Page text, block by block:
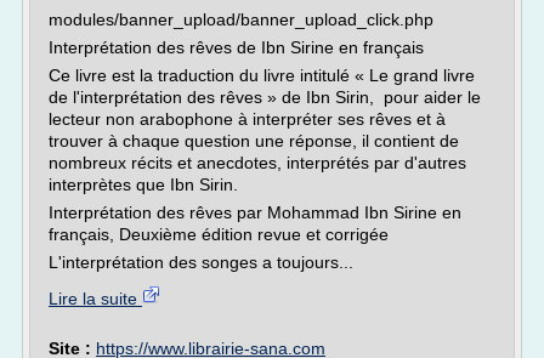
modules/banner_upload/banner_upload_click.php
Interprétation des rêves de Ibn Sirine en français
Ce livre est la traduction du livre intitulé « Le grand livre
de l'interprétation des rêves » de Ibn Sirin, pour aider le
lecteur non arabophone à interpréter ses rêves et à
trouver à chaque question une réponse, il contient de
nombreux récits et anecdotes, interprétés par d'autres
interprètes que Ibn Sirin.
Interprétation des rêves par Mohammad Ibn Sirine en
français, Deuxième édition revue et corrigée
L'interprétation des songes a toujours...
Lire la suite
Site : https://www.librairie-sana.com